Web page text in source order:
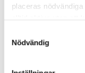
placeras
dess funktioner. Vi
marknadsföring
Nödvändig